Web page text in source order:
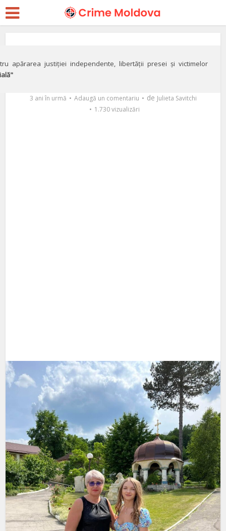
apărarea justiției independente, libertății presei și victimelor
Poliţistă, sub protecţie
3 ani în urmă Adaugă un comentariu de Julieta Savitchi
1.730 vizualizări